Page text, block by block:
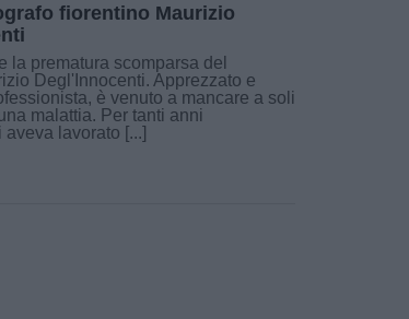
fiorentino Maurizio
la prematura scomparsa del
Degl'Innocenti. Apprezzato e
è venuto a mancare a soli
malattia. Per tanti anni
aveva lavorato [...]